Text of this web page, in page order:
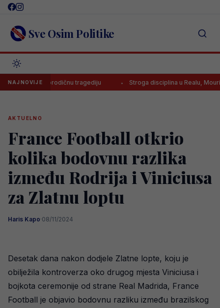
Skip
content Sve Osim Politike
NAJNOVIJE
porodičnu tragediju Stroga disciplina u Realu, Mourinho
AKTUELNO
France Football otkrio
kolika bodovnu razlika
između Rodrija i Viniciusa
za Zlatnu loptu
Haris Kapo·08/11/2024
Desetak dana nakon dodjele Zlatne lopte, koju je
obilježila kontroverza oko drugog mjesta Viniciusa i
bojkota ceremonije od strane Real Madrida, France
Football je objavio bodovnu razliku između brazilskog